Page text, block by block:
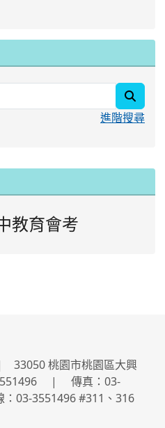
進階搜尋
教育會考
桃園市桃園區大興
| 傳真：03-
03-3551496 #311、316